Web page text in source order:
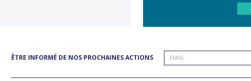
ÊTRE INFORMÉ DE NOS PROCHAINES ACTIONS